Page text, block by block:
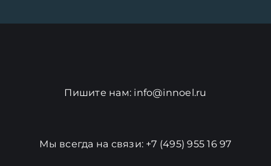
Пишите нам: info@innoel.ru
Мы всегда на связи: +7 (495) 955 16 97